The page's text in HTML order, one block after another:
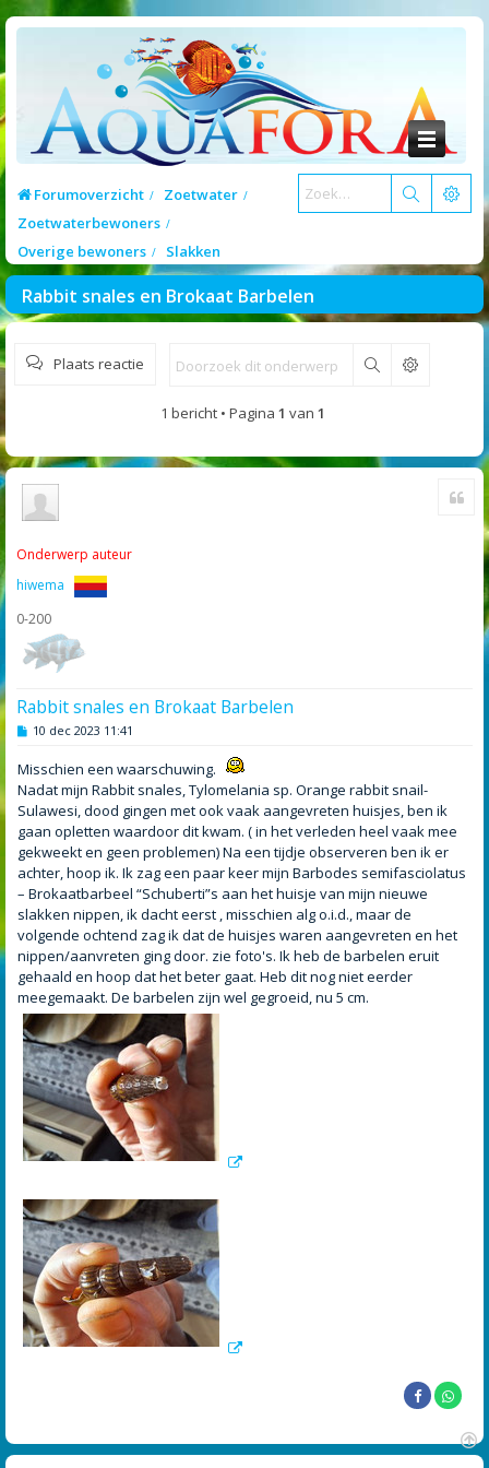
Forumoverzicht
Zoetwater
Zoetwaterbewoners
Overige bewoners
Slakken
Rabbit snales en Brokaat Barbelen
Plaats reactie Zoek
1 bericht • Pagina 1 van 1
Onderwerp auteur
hiwema
0-200
Rabbit snales en Brokaat Barbelen
B
i
c
h
t
10 dec 2023 11:41
Misschien een waarschuwing.
Nadat mijn Rabbit snales, Tylomelania sp. Orange rabbit snail-
Sulawesi, dood gingen met ook vaak aangevreten huisjes, ben ik
gaan opletten waardoor dit kwam. ( in het verleden heel vaak mee
gekweekt en geen problemen) Na een tijdje observeren ben ik er
achter, hoop ik. Ik zag een paar keer mijn Barbodes semifasciolatus
– Brokaatbarbeel “Schuberti”s aan het huisje van mijn nieuwe
slakken nippen, ik dacht eerst , misschien alg o.i.d., maar de
volgende ochtend zag ik dat de huisjes waren aangevreten en het
nippen/aanvreten ging door. zie foto's. Ik heb de barbelen eruit
gehaald en hoop dat het beter gaat. Heb dit nog niet eerder
meegemaakt. De barbelen zijn wel gegroeid, nu 5 cm.
O